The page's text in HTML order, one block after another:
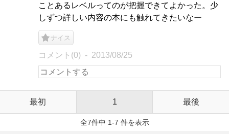
ことあるレベルってのが把握できてよかった。少
しずつ詳しい内容の本にも触れてきたいなー
ナイス
コメント(0) 2013/08/25
最初 1 最後
全7件中 1-7 件を表示